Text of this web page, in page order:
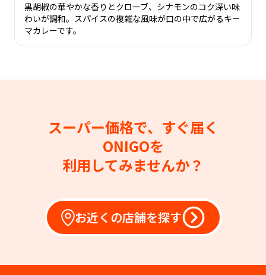
黒胡椒の華やかな香りとクローブ、シナモンのコク深い味
わいが調和。スパイスの複雑な風味が口の中で広がるキー
マカレーです。
スーパー価格で、すぐ届く
ONIGOを
利用してみませんか？
お近くの店舗を探す